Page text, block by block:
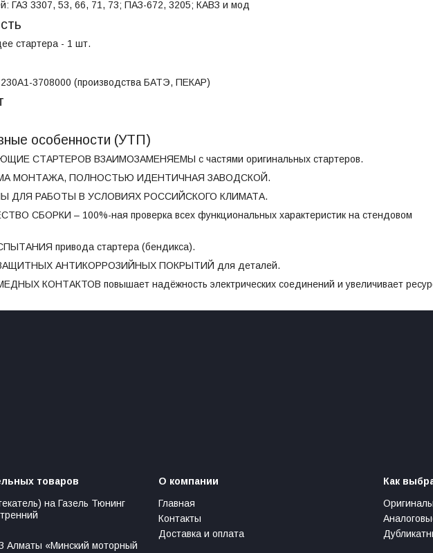
ГАЗ 3307, 53, 66, 71, 73; ПАЗ-672, 3205; КАВЗ и мод
стартера - 1 шт.
230А1-3708000 (производства БАТЭ, ПЕКАР)
особенности (УТП)
СТАРТЕРОВ ВЗАИМОЗАМЕНЯЕМЫ с частями оригинальных стартеров.
МОНТАЖА, ПОЛНОСТЬЮ ИДЕНТИЧНАЯ ЗАВОДСКОЙ.
ДЛЯ РАБОТЫ В УСЛОВИЯХ РОССИЙСКОГО КЛИМАТА.
СБОРКИ – 100%-ная проверка всех функциональных характеристик на стендовом
привода стартера (бендикса).
АНТИКОРРОЗИЙНЫХ ПОКРЫТИЙ для деталей.
КОНТАКТОВ повышает надёжность электрических соединений и увеличивает
товаров
на Газель Тюнинг
Алматы «Минский моторный
О компании
Главная
Контакты
Доставка и оплата
Как